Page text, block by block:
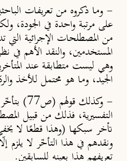
- وما ذكروه من تعريفات
على مرتبة واحدة في الجودة،
من المصطلحات الإجرائية التي
المستخدمين، والنقد الأهم في
وهي ليست متطابقة عند
الجيد، وما هو محتمل للأخذ
-
وكذلك
التفسيرية، فذلك من قبيل
تأخر سبكها (وهذا قطعًا لا
ونقدهم في هذا التأخّر لا يلزم